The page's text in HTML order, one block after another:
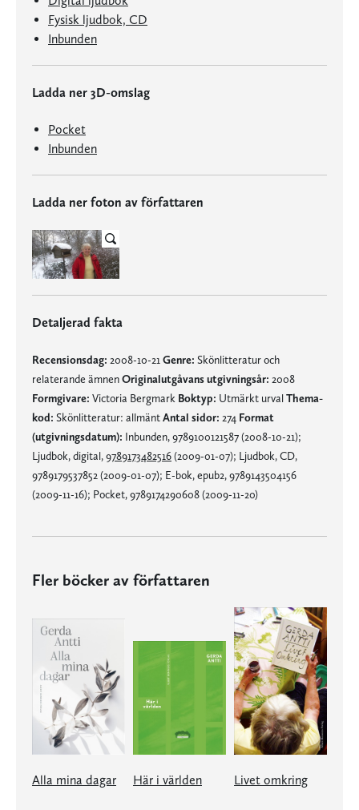
Fysisk ljudbok, CD
Inbunden
Ladda ner 3D-omslag
Pocket
Inbunden
Ladda ner foton av författaren
Detaljerad fakta
Recensionsdag: 2008-10-21Genre: Skönlitteratur och
relaterande ämnenOriginalutgåvans utgivningsår: 2008
Formgivare: Victoria Bergmark Boktyp: Utmärkt urvalThema-
kod: Skönlitteratur: allmäntAntal sidor: 274 Format
(utgivningsdatum): Inbunden, 9789100121587 (2008-10-21);
Ljudbok, digital,9789173482516(2009-01-07); Ljudbok, CD,
9789179537852 (2009-01-07); E-bok, epub2, 9789143504156
(2009-11-16); Pocket, 9789174290608 (2009-11-20)
Fler böcker av författaren
Alla mina dagar Här i världen Livet omkring